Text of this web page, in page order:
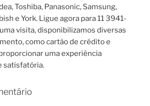
Toshiba, Panasonic, Samsung,
e York. Ligue agora para 11 3941-
visita, disponibilizamos diversas
como cartão de crédito e
uma experiência
satisfatória.